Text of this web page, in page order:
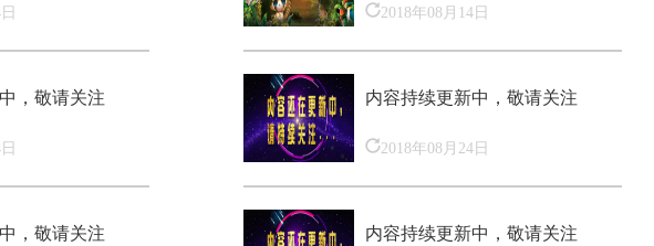
2018年08月14日
，敬请关注 内容持续更新中，敬请关注
2018年08月24日
，敬请关注 内容持续更新中，敬请关注